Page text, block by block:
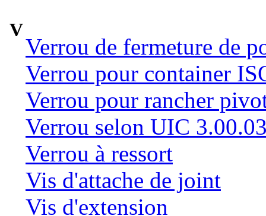
V
Verrou de fermeture de
Verrou pour container
Verrou pour rancher
Verrou selon UIC
Verrou à ressort
Vis d'attache de joint
Vis d'extension